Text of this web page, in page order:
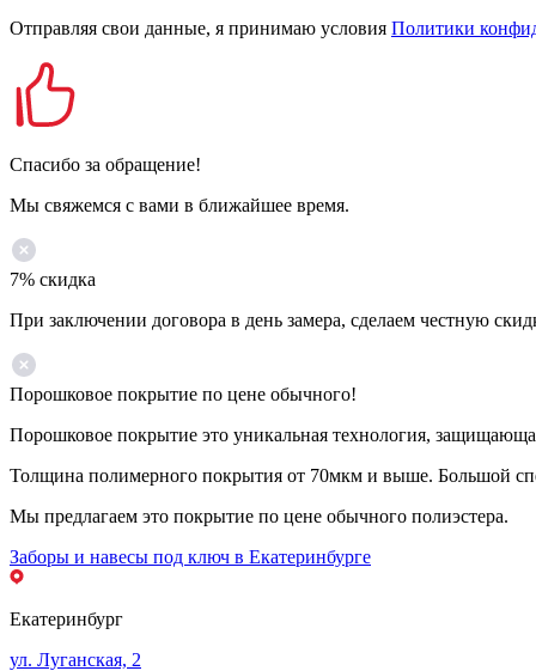
Отправляя свои данные, я принимаю условия Политики
Спасибо за обращение!
Мы свяжемся с вами в ближайшее время.
7% скидка
При заключении договора в день замера, сделаем честную
Порошковое покрытие по цене обычного!
Порошковое покрытие это уникальная технология,
Толщина полимерного покрытия от 70мкм и выше. Большой
Мы предлагаем это покрытие по цене обычного полиэстера.
Заборы и навесы под ключ в Екатеринбурге
Екатеринбург
ул. Луганская, 2